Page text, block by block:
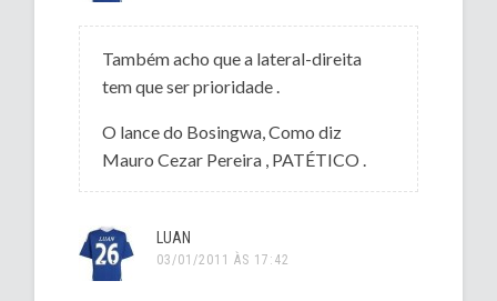
Também acho que a lateral-direita
tem que ser prioridade .
O lance do Bosingwa, Como diz
Mauro Cezar Pereira , PATÉTICO .
LUAN
03/01/2011 ÀS 17:42